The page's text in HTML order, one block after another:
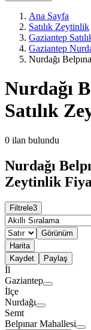
Ana Sayfa
Satılık Zeytinlik
Gaziantep
Gaziantep
Nurdağı
Nurdağı
Satılık
0 ilan bulundu
Nurdağı
Zeytinlik
Filtrele3
Görünüm
Harita
Kaydet
Paylaş
İl
Gaziantep
İlçe
Nurdağı
Semt
Belpınar Mahallesi